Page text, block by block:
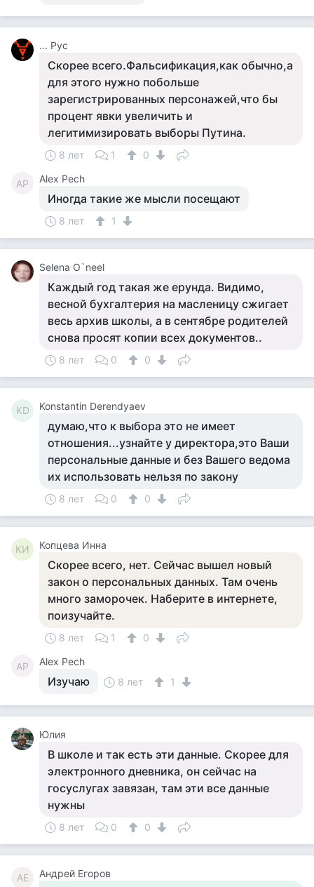
... Рус
Скорее всего.Фальсификация,как обычно,а
для этого нужно побольше
зарегистрированных персонажей,что бы
процент явки увеличить и
легитимизировать выборы Путина.
8 лет 1 0
AP Alex Pech
Иногда такие же мысли посещают
8 лет 1
Selena O`neel
Каждый год такая же ерунда. Видимо,
весной бухгалтерия на масленицу сжигает
весь архив школы, а в сентябре родителей
снова просят копии всех документов..
8 лет 0 0
KD Konstantin Derendyaev
думаю,что к выбора это не имеет
отношения...узнайте у директора,это Ваши
персональные данные и без Вашего ведома
их использовать нельзя по закону
8 лет 0 0
КИ Копцева Инна
Скорее всего, нет. Сейчас вышел новый
закон о персональных данных. Там очень
много заморочек. Наберите в интернете,
поизучайте.
8 лет 1 0
AP Alex Pech
Изучаю 8 лет 1
Юлия
В школе и так есть эти данные. Скорее для
электронного дневника, он сейчас на
госуслугах завязан, там эти все данные
нужны
8 лет 0 0
АЕ Андрей Егоров